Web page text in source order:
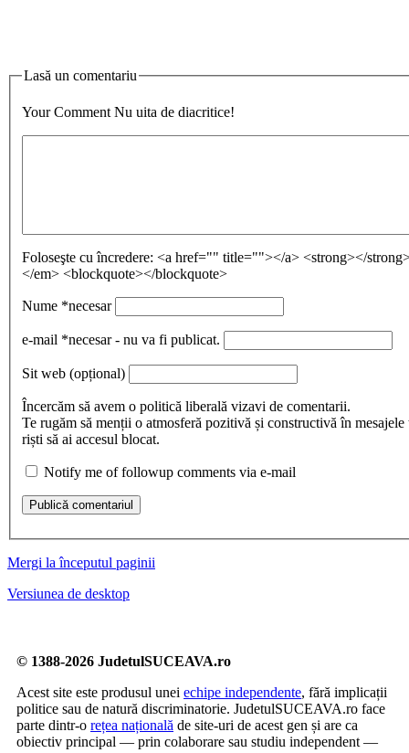
Lasă un comentariu
Your Comment Nu uita de diacritice!
Foloseşte cu încredere: <a href="" title=""></a> <strong></
</em> <blockquote></blockquote>
Nume *necesar
e-mail *necesar - nu va fi publicat.
Sit web (opțional)
Încercăm să avem o politică liberală vizavi de comentarii.
Te rugăm să menții o atmosferă pozitivă și constructivă în mesajele
riști să ai accesul blocat.
Notify me of followup comments via e-mail
Publică comentariul
Mergi la începutul paginii
Versiunea de desktop
© 1388-2026 JudetulSUCEAVA.ro
Acest site este produsul unei echipe independente, fără implicații
politice sau de natură discriminatorie. JudetulSUCEAVA.ro face
parte dintr-o rețea națională de site-uri de acest gen și are ca
obiectiv principal — prin colaborare sau studiu independent —